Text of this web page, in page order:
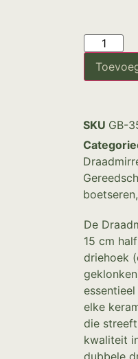
SKU GB-
boetseren,
De
15 cm
driehoek
elke
die
kwaliteit